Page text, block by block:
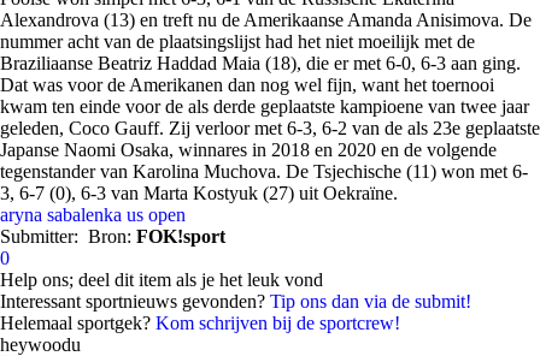
Alexandrova (13) en treft nu de Amerikaanse Amanda Anisimova. De
nummer acht van de plaatsingslijst had het niet moeilijk met de
Braziliaanse Beatriz Haddad Maia (18), die er met 6-0, 6-3 aan ging.
Dat was voor de Amerikanen dan nog wel fijn, want het toernooi
kwam ten einde voor de als derde geplaatste kampioene van twee jaar
geleden, Coco Gauff. Zij verloor met 6-3, 6-2 van de als 23e geplaatste
Japanse Naomi Osaka, winnares in 2018 en 2020 en de volgende
tegenstander van Karolina Muchova. De Tsjechische (11) won met 6-
3, 6-7 (0), 6-3 van Marta Kostyuk (27) uit Oekraïne.
aryna sabalenka us open
Submitter: Bron: FOK!sport
0
Help ons; deel dit item als je het leuk vond
Interessant sportnieuws gevonden? Tip ons dan via de submit!
Helemaal sportgek? Kom schrijven bij de sportcrew!
heywoodu